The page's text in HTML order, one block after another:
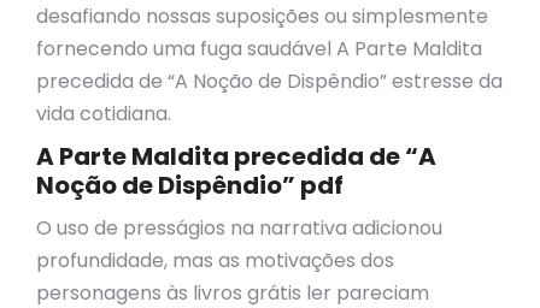
desafiando nossas suposições ou simplesmente
fornecendo uma fuga saudável A Parte Maldita
precedida de “A Noção de Dispêndio” estresse da
vida cotidiana.
A Parte Maldita precedida de “A
Noção de Dispêndio” pdf
O uso de presságios na narrativa adicionou
profundidade, mas as motivações dos
personagens às livros grátis ler pareciam